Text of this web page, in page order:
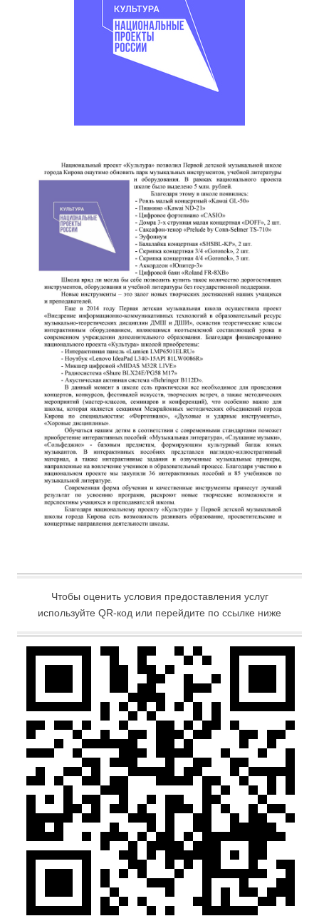
Чтобы оценить условия предоставления услуг
используйте QR-код или перейдите по ссылке ниже